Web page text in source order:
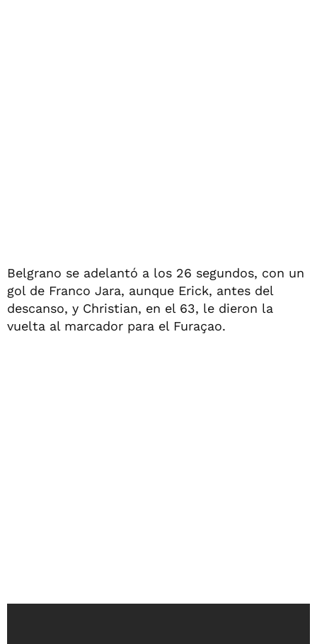
Belgrano se adelantó a los 26 segundos, con un
gol de Franco Jara, aunque Erick, antes del
descanso, y Christian, en el 63, le dieron la
vuelta al marcador para el Furaçao.